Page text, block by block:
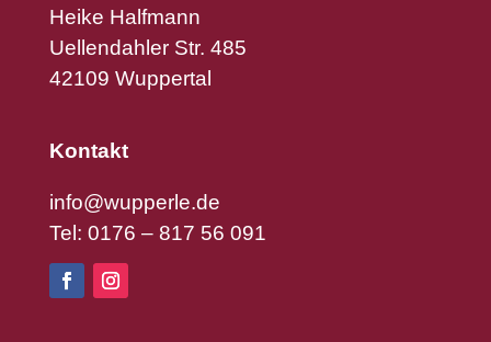
Heike Halfmann
Uellendahler Str. 485
42109 Wuppertal
Kontakt
info@wupperle.de
Tel: 0176 – 817 56 091